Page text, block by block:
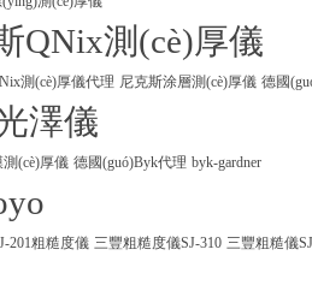
QNix測(cè)厚儀
測(cè)厚儀代理 尼克斯涂層測(cè)厚儀 德國
澤儀
(cè)厚儀 德國(guó)Byk代理 byk-gardner
201粗糙度儀 三豐粗糙度儀SJ-310 三豐粗糙儀